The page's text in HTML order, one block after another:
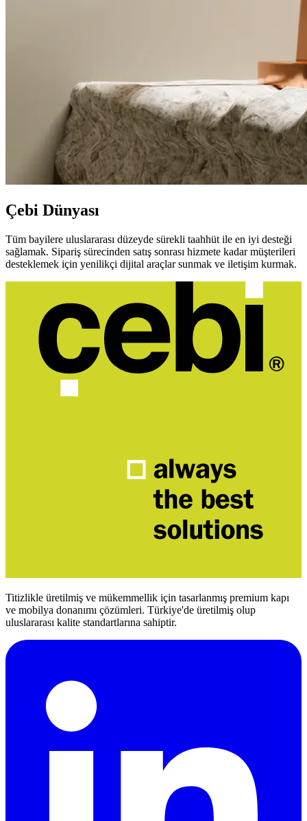
Çebi Dünyası
Tüm bayilere uluslararası düzeyde sürekli taahhüt ile en iyi desteği
sağlamak. Sipariş sürecinden satış sonrası hizmete kadar müşterileri
desteklemek için yenilikçi dijital araçlar sunmak ve iletişim kurmak.
Titizlikle üretilmiş ve mükemmellik için tasarlanmış premium kapı
ve mobilya donanımı çözümleri. Türkiye'de üretilmiş olup
uluslararası kalite standartlarına sahiptir.